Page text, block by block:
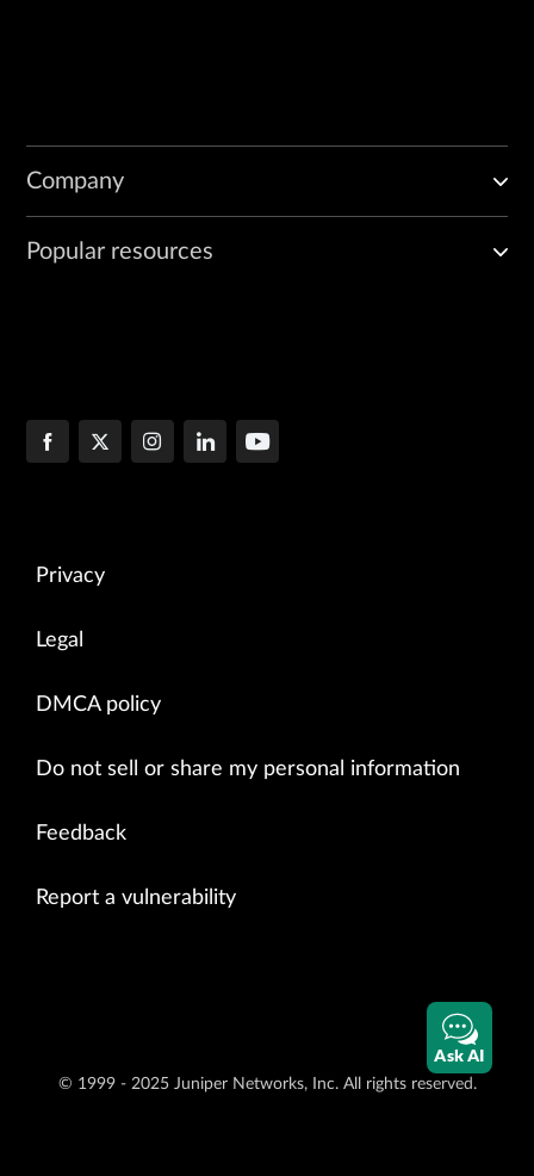
Company
Popular resources
Privacy
Legal
DMCA policy
Do not sell or share my personal information
Feedback
Report a vulnerability
© 1999 - 2025 Juniper Networks, Inc. All rights reserved.
Ask AI